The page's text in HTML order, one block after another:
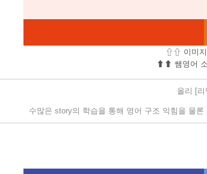
⇧⇧ 이미
⬆︎⬆︎ 쌤영어
올리 [리
수많은 story의 학습을 통해 영어 구조 익힘을 물